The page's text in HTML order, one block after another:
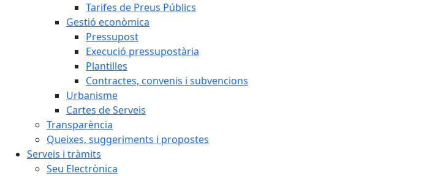
Tarifes de Preus Públics
Gestió econòmica
Pressupost
Execució pressupostària
Plantilles
Contractes, convenis i subvencions
Urbanisme
Cartes de Serveis
Transparència
Queixes, suggeriments i propostes
Serveis i tràmits
Seu Electrònica